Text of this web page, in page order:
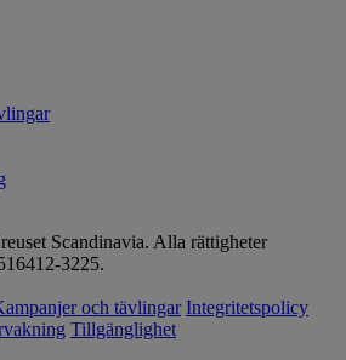
Scandinavia. Alla rättigheter
3225.
och tävlingar Integritetspolicy
Tillgänglighet